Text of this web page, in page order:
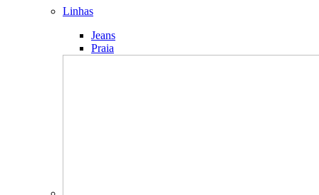
Linhas
Jeans
Praia